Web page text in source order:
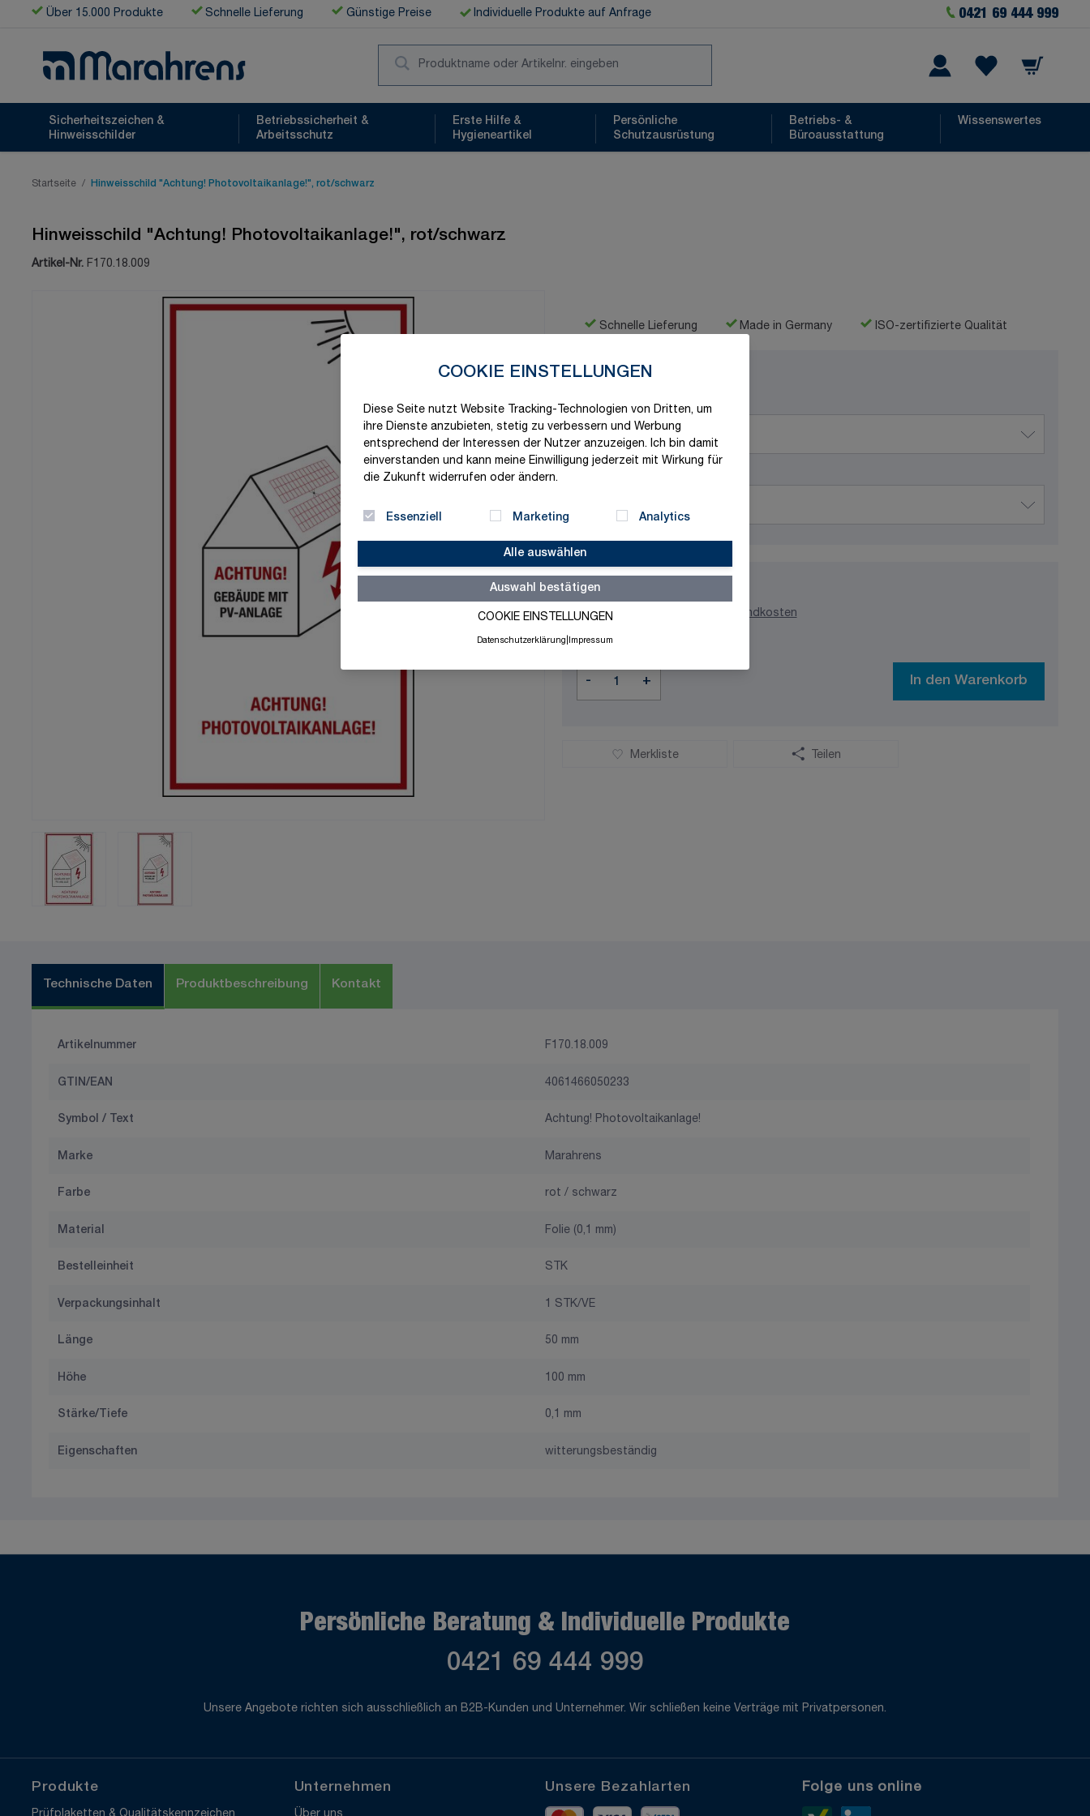
COOKIE EINSTELLUNGEN
Diese Seite nutzt Website Tracking-Technologien von Dritten, um
ihre Dienste anzubieten, stetig zu verbessern und Werbung
entsprechend der Interessen der Nutzer anzuzeigen. Ich bin damit
einverstanden und kann meine Einwilligung jederzeit mit Wirkung für
die Zukunft widerrufen oder ändern.
Essenziell Marketing Analytics
Alle auswählen
Auswahl bestätigen
COOKIE EINSTELLUNGEN
Datenschutzerklärung Impressum
Zum Inhalt springen
Über 15.000 Produkte Schnelle Lieferung Günstige Preise Individuelle Produkte auf Anfrage 0421 69 444 999
Warenkorb
Sicherheitszeichen &
Hinweisschilder
Betriebssicherheit &
Arbeitsschutz
Erste Hilfe &
Hygieneartikel
Persönliche
Schutzausrüstung
Betriebs- &
Büroausstattung
Wissenswertes
Startseite / Hinweisschild "Achtung! Photovoltaikanlage!", rot/schwarz
Hinweisschild "Achtung! Photovoltaikanlage!", rot/schwarz
Artikel-Nr. F170.18.009
Schnelle Lieferung Made in Germany ISO-zertifizierte Qualität
Produktvariation wählen
Maße
7,10 €
exklusive MwSt. und zzgl. Versandkosten
Versandbereit in 1-2 Tage
Menge
- + In den Warenkorb
Merkliste Teilen
Technische Daten Produktbeschreibung Kontakt
Artikelnummer F170.18.009
GTIN/EAN 4061466050233
Symbol / Text Achtung! Photovoltaikanlage!
Marke Marahrens
Farbe rot / schwarz
Material Folie (0,1 mm)
Bestelleinheit STK
Verpackungsinhalt 1 STK/VE
Länge 50 mm
Höhe 100 mm
Stärke/Tiefe 0,1 mm
Eigenschaften witterungsbeständig
Persönliche Beratung & Individuelle Produkte
0421 69 444 999
Unsere Angebote richten sich ausschließlich an B2B-Kunden und Unternehmer. Wir schließen keine Verträge mit Privatpersonen.
Produkte Unternehmen Unsere Bezahlarten Folge uns online